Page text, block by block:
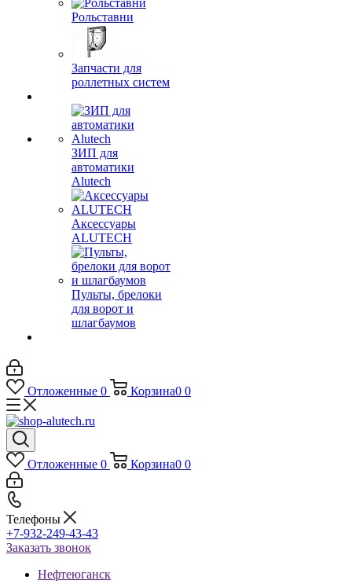
Рольставни
Запчасти для
роллетных систем
ЗИП для
автоматики
Alutech
Аксессуары
ALUTECH
Пульты, брелоки
для ворот и
шлагбаумов
Отложенные 0 Корзина0 0
Отложенные 0 Корзина0 0
Телефоны
+7-932-249-43-43
Заказать звонок
Нефтеюганск